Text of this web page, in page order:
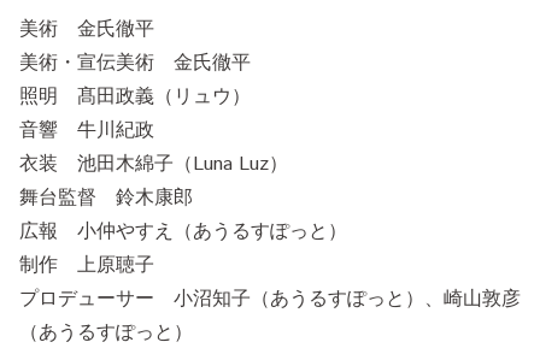
美術 金氏徹平
美術・宣伝美術 金氏徹平
照明 髙田政義（リュウ）
音響 牛川紀政
衣装 池田木綿子（Luna Luz）
舞台監督 鈴木康郎
広報 小仲やすえ（あうるすぽっと）
制作 上原聴子
プロデューサー 小沼知子（あうるすぽっと）、崎山敦彦
（あうるすぽっと）